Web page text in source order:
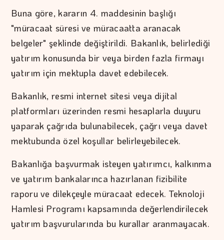
Buna göre, kararın 4. maddesinin başlığı
"müracaat süresi ve müracaatta aranacak
belgeler" şeklinde değiştirildi. Bakanlık, belirlediği
yatırım konusunda bir veya birden fazla firmayı
yatırım için mektupla davet edebilecek.
Bakanlık, resmi internet sitesi veya dijital
platformları üzerinden resmi hesaplarla duyuru
yaparak çağrıda bulunabilecek, çağrı veya davet
mektubunda özel koşullar belirleyebilecek.
Bakanlığa başvurmak isteyen yatırımcı, kalkınma
ve yatırım bankalarınca hazırlanan fizibilite
raporu ve dilekçeyle müracaat edecek. Teknoloji
Hamlesi Programı kapsamında değerlendirilecek
yatırım başvurularında bu kurallar aranmayacak.